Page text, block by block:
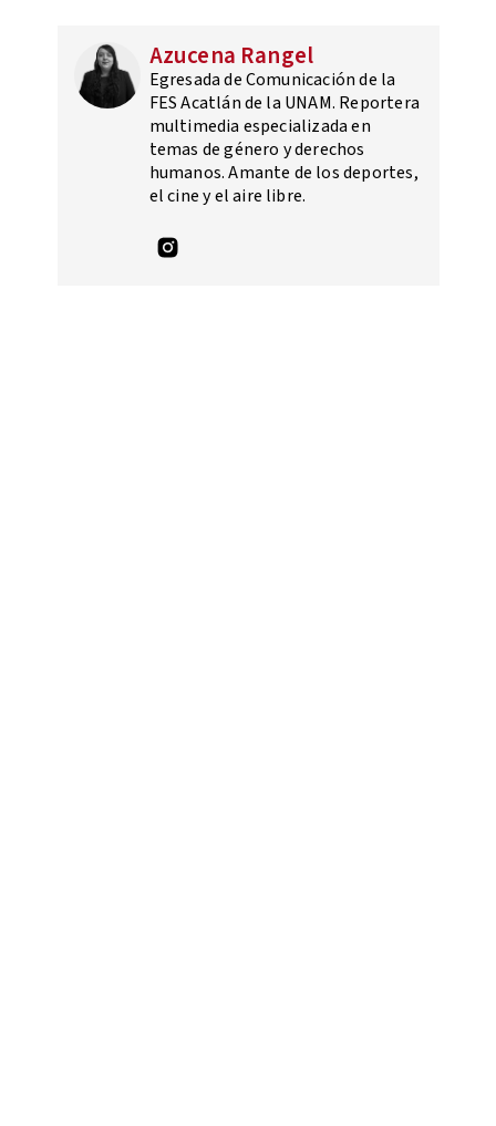
Azucena Rangel
Egresada de Comunicación de la
FES Acatlán de la UNAM. Reportera
multimedia especializada en
temas de género y derechos
humanos. Amante de los deportes,
el cine y el aire libre.